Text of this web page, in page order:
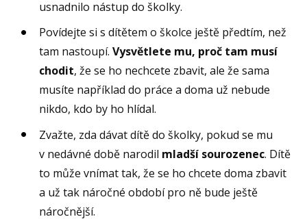
usnadnilo nástup do školky.
Povídejte si s dítětem o školce ještě předtím, než
tam nastoupí.Vysvětlete mu, proč tam musí
chodit, že se ho nechcete zbavit, ale že sama
musíte například do práce a doma už nebude
nikdo, kdo by ho hlídal.
Zvažte, zda dávat dítě do školky, pokud se mu
v nedávné době narodil mladší sourozenec. Dítě
to může vnímat tak, že se ho chcete doma zbavit
a už tak náročné období pro ně bude ještě
náročnější.